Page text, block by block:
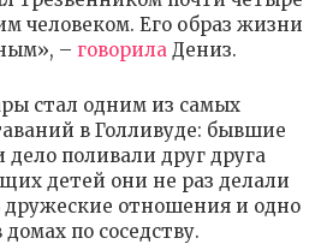
человеком. Его образ жизни
– говорила Дениз.
стал одним из самых
в Голливуде: бывшие
поливали друг друга
детей они не раз делали
отношения и одно
по соседству.